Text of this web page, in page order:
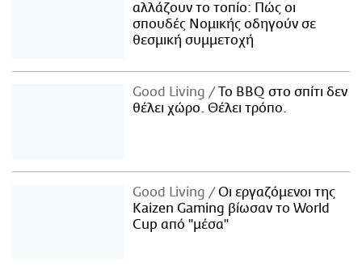
αλλάζουν το τοπίο: Πώς οι
σπουδές Νομικής οδηγούν σε
θεσμική συμμετοχή
Good Living
Το BBQ στο σπίτι δεν
θέλει χώρο. Θέλει τρόπο.
Good Living
Οι εργαζόμενοι της
Kaizen Gaming βίωσαν το World
Cup από "μέσα"